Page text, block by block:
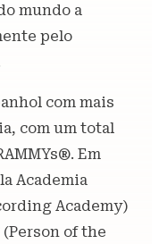
mundo a
pelo
com mais
com um total
Em
Academia
Academy)
(Person of the